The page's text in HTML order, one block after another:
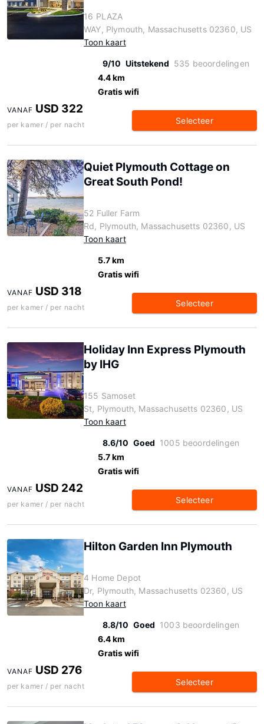
16 PLAZA
WAY, Plymouth, Massachusetts 02360, US
Toon kaart
9/10 Uitstekend 535 beoordelingen
4.4 km
Gratis wifi
VANAF USD 322
per kamer / per nacht Selecteer
Quiet Plymouth Cottage on
Great South Pond!
52 Fuller Farm
Rd, Plymouth, Massachusetts 02360, US
Toon kaart
5.7 km
Gratis wifi
VANAF USD 318
per kamer / per nacht Selecteer
Holiday Inn Express Plymouth
by IHG
155 Samoset
St, Plymouth, Massachusetts 02360, US
Toon kaart
8.6/10 Goed 1005 beoordelingen
5.7 km
Gratis wifi
VANAF USD 242
per kamer / per nacht Selecteer
Hilton Garden Inn Plymouth
4 Home Depot
Dr, Plymouth, Massachusetts 02360, US
Toon kaart
8.8/10 Goed 1003 beoordelingen
6.4 km
Gratis wifi
VANAF USD 276
per kamer / per nacht Selecteer